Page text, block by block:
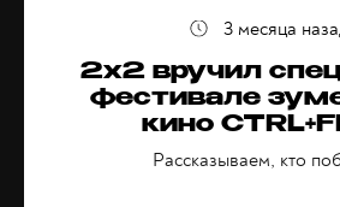
2х2 вручил
фестивале
кино
Рассказываем, кто
3 месяца